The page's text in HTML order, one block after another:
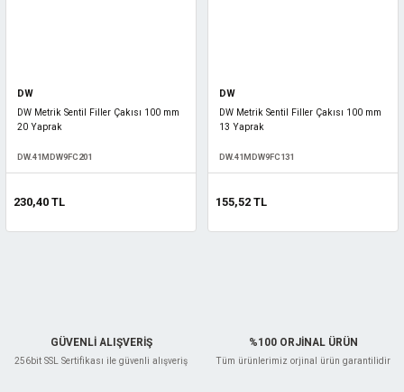
DW
DW Metrik Sentil Filler Çakısı 100 mm
20 Yaprak
DW.41MDW9FC201
230,40 TL
DW
DW Metrik Sentil Filler Çakısı 100 mm
13 Yaprak
DW.41MDW9FC131
155,52 TL
GÜVENLİ ALIŞVERİŞ
256bit SSL Sertifikası ile güvenli alışveriş
%100 ORJİNAL ÜRÜN
Tüm ürünlerimiz orjinal ürün garantilidir